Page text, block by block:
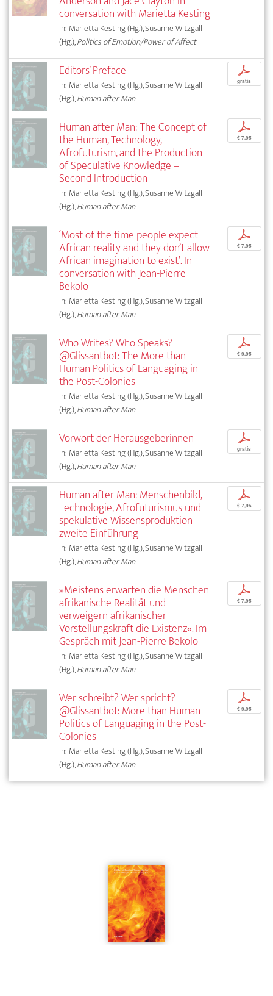
conversation with Marietta Kesting
In: Marietta Kesting (Hg.), Susanne Witzgall
(Hg.),Politics of Emotion/Power of Affect
Editors’ Preface
In: Marietta Kesting (Hg.), Susanne Witzgall
(Hg.),Human after Man
p
gratis
Human after Man: The Concept of
the Human, Technology,
Afrofuturism, and the Production
of Speculative Knowledge –
Second Introduction
In: Marietta Kesting (Hg.), Susanne Witzgall
(Hg.),Human after Man
p
€ 7,95
‘Most of the time people expect
African reality and they don’t allow
African imagination to exist’. In
conversation with Jean-Pierre
Bekolo
In: Marietta Kesting (Hg.), Susanne Witzgall
(Hg.),Human after Man
p
€ 7,95
Who Writes? Who Speaks?
@Glissantbot: The More than
Human Politics of Languaging in
the Post-Colonies
In: Marietta Kesting (Hg.), Susanne Witzgall
(Hg.),Human after Man
p
€ 9,95
Vorwort der Herausgeberinnen
In: Marietta Kesting (Hg.), Susanne Witzgall
(Hg.),Human after Man
p
gratis
Human after Man: Menschenbild,
Technologie, Afrofuturismus und
spekulative Wissensproduktion –
zweite Einführung
In: Marietta Kesting (Hg.), Susanne Witzgall
(Hg.),Human after Man
p
€ 7,95
»Meistens erwarten die Menschen
afrikanische Realität und
verweigern afrikanischer
Vorstellungskraft die Existenz«. Im
Gespräch mit Jean-Pierre Bekolo
In: Marietta Kesting (Hg.), Susanne Witzgall
(Hg.),Human after Man
p
€ 7,95
Wer schreibt? Wer spricht?
@Glissantbot: More than Human
Politics of Languaging in the Post-
Colonies
In: Marietta Kesting (Hg.), Susanne Witzgall
(Hg.),Human after Man
p
€ 9,95